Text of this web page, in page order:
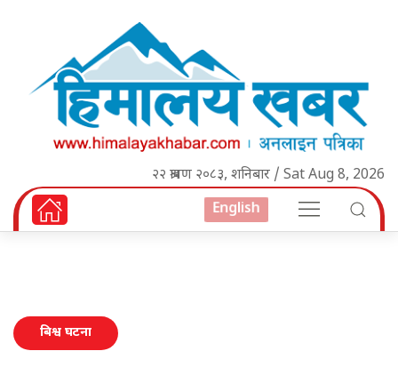
२२ श्रावण २०८३, शनिबार / Sat Aug 8, 2026
English
बिश्व घटना